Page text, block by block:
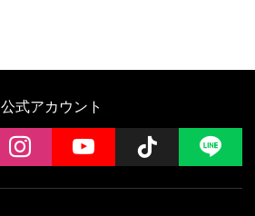
公式アカウント
instagramYouTube Follow